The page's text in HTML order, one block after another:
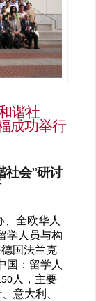
谐社
成功举行
社会”研讨
、全欧华人
学人员与构
国法兰克
国：留学人
人，主要
意大利、